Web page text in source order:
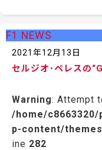
F1 NEWS
2021年12月13日
セルジオ･ペレスの
Warning: Attempt
/home/
p-content/
ine 282